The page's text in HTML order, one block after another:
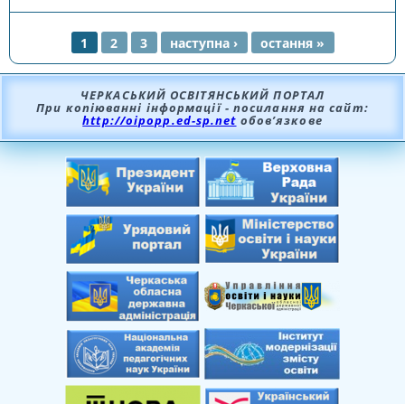
КОНКУРСУ «УЧИТЕЛЬ РОКУ- 2021»
СТОРІНКИ
1 2 3 наступна › остання »
ЧЕРКАСЬКИЙ ОСВІТЯНСЬКИЙ ПОРТАЛ
При копіюванні інформації - посилання на сайт:
http://oipopp.ed-sp.net обов’язкове